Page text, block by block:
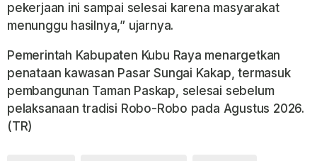
pekerjaan ini sampai selesai karena masyarakat
menunggu hasilnya,” ujarnya.
Pemerintah Kabupaten Kubu Raya menargetkan
penataan kawasan Pasar Sungai Kakap, termasuk
pembangunan Taman Paskap, selesai sebelum
pelaksanaan tradisi Robo-Robo pada Agustus 2026.
(TR)